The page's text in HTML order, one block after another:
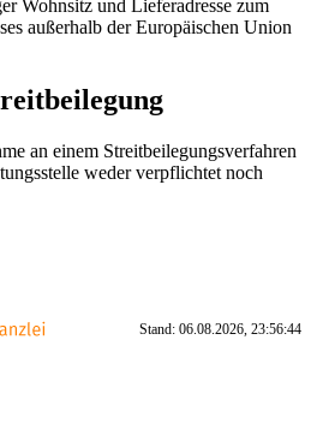
Wohnsitz und Lieferadresse zum
außerhalb der Europäischen Union
an einem Streitbeilegungsverfahren
weder verpflichtet noch
Stand: 06.08.2026, 23:56:44